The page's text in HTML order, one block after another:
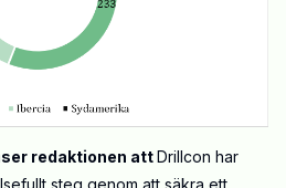
redaktionen attDrillcon har